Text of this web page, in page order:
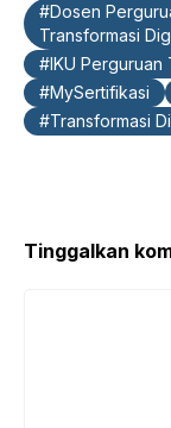
Dosen
Transformasi
IKU Perguruan
MySertifikasi
Transformasi
Tinggalkan